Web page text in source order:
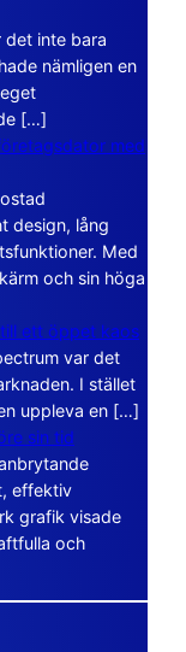
det inte bara
nämligen en
[…]
med
design, lång
Med
och sin höga
ett öppet kaos
var det
I stället
uppleva en […]
sin tid
effektiv
grafik visade
och